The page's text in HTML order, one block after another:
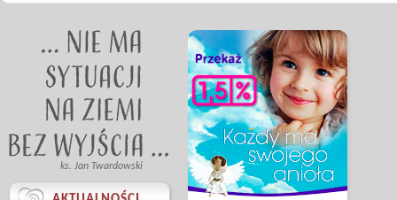
ks. Jan Twardowski